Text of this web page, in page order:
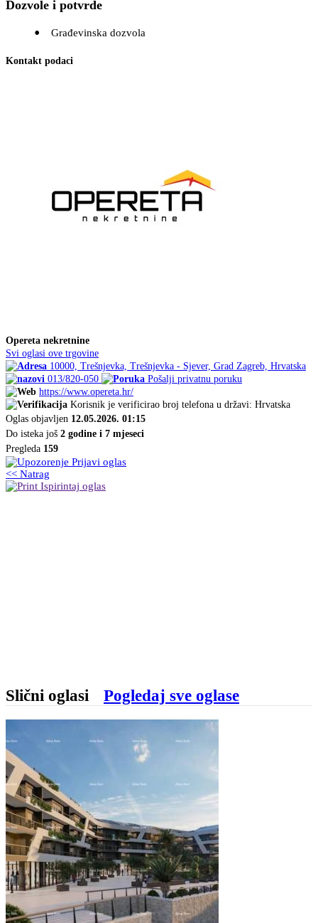
Dozvole i potvrde
Građevinska dozvola
Kontakt podaci
Opereta nekretnine
Svi oglasi ove trgovine
10000, Trešnjevka, Trešnjevka - Sjever, Grad Zagreb, Hrvatska
013/820-050
Pošalji privatnu poruku
https://www.opereta.hr/
Korisnik je verificirao broj telefona u državi: Hrvatska
Oglas objavljen 12.05.2026. 01:15
Do isteka još 2 godine i 7 mjeseci
Pregleda 159
Prijavi oglas
<< Natrag
Ispirintaj oglas
Slični oglasi Pogledaj sve oglase